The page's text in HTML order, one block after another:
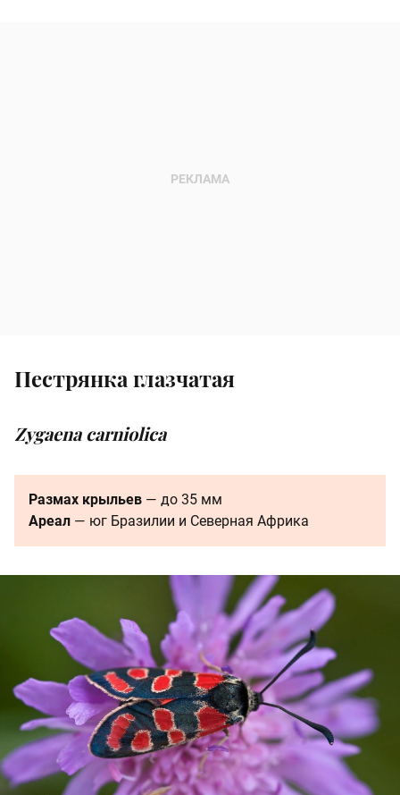
Пестрянка глазчатая
Zygaena carniolica
Размах крыльев — до 35 мм
Ареал — юг Бразилии и Северная Африка